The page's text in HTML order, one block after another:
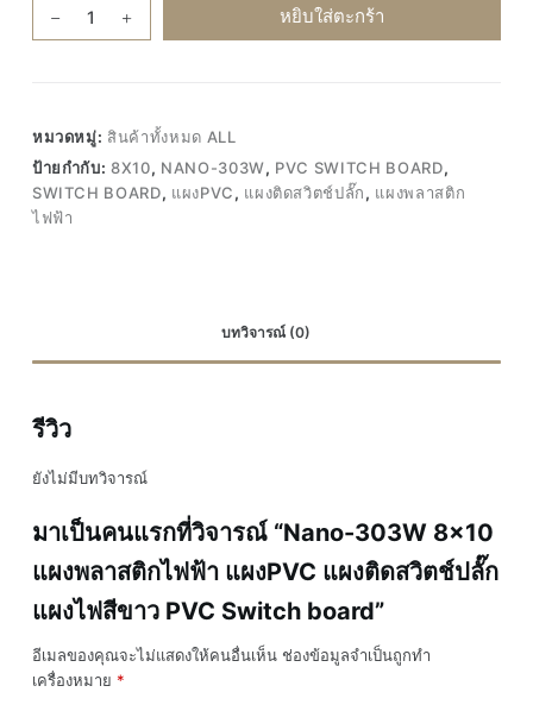
Nano-
พลาสติก
ไฟฟ้า
แผงPVC
ขาว
Switch
board
ชิ้น
หยิบใส่ตะกร้า
หมวดหมู่: สินค้าทั้งหมด ALL
ป้ายกำกับ:8X10, NANO-303W, PVC SWITCH BOARD,
SWITCH BOARD, แผงPVC, แผงติดสวิตช์ปลั๊ก, แผงพลาสติก
ไฟฟ้า
บทวิจารณ์ (0)
รีวิว
ยังไม่มีบทวิจารณ์
มาเป็นคนแรกที่วิจารณ์ “Nano-303W 8×10
แผงพลาสติกไฟฟ้า แผงPVC แผงติดสวิตช์ปลั๊ก
แผงไฟสีขาว PVC Switch board”
อีเมลของคุณจะไม่แสดงให้คนอื่นเห็น ช่องข้อมูลจำเป็นถูกทำ
เครื่องหมาย *